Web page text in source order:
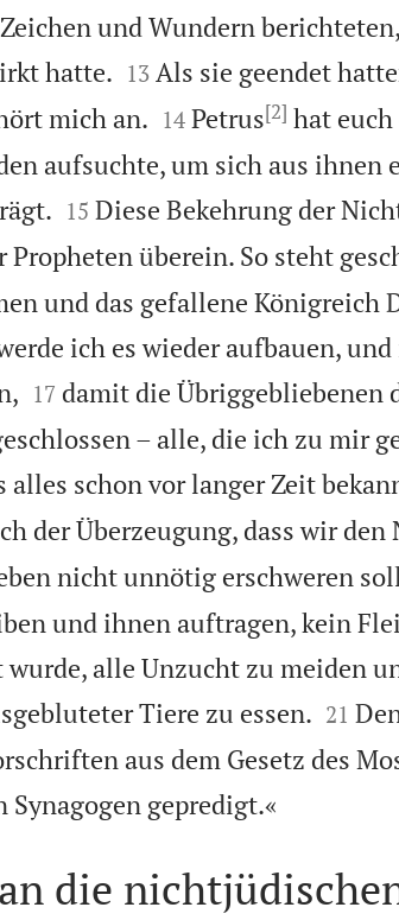
und Wundern
hatte.
13 Als sie geendet
mich an.
14 Petrus[2] hat
aufsuchte, um sich aus ihnen

15 Diese Bekehrung der
Propheten überein. So steht
und das gefallene Königreich
ich es wieder aufbauen, und

17 damit die Übriggebliebenen
– alle, die ich zu mir
alles schon vor langer Zeit
der Überzeugung, dass wir
nicht unnötig erschweren
und ihnen auftragen, kein
wurde, alle Unzucht zu meiden
Tiere zu essen.
21
aus dem Gesetz des
Synagogen gepredigt.«
die